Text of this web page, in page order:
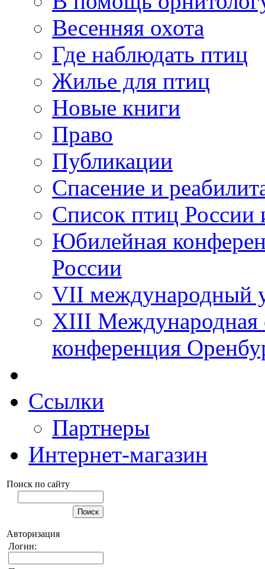
Весенняя охота
Где наблюдать птиц
Жилье для птиц
Новые книги
Право
Публикации
Спасение и
Список птиц России
Юбилейная
России
VII международный
XIII Международная
конференция
Ссылки
Партнеры
Интернет-магазин
Поиск по сайту
Авторизация
Логин: